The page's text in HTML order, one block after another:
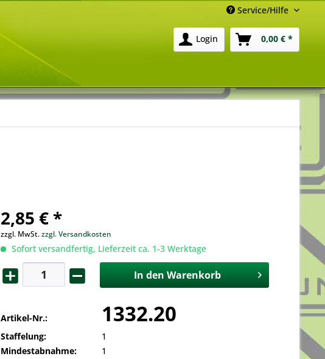
Service/Hilfe
Login 0,00 € *
2,85 € *
zzgl. MwSt.zzgl. Versandkosten
Sofort versandfertig, Lieferzeit ca. 1-3 Werktage
In den Warenkorb
Artikel-Nr.: 1332.20
Staffelung:
1
Mindestabnahme:
1